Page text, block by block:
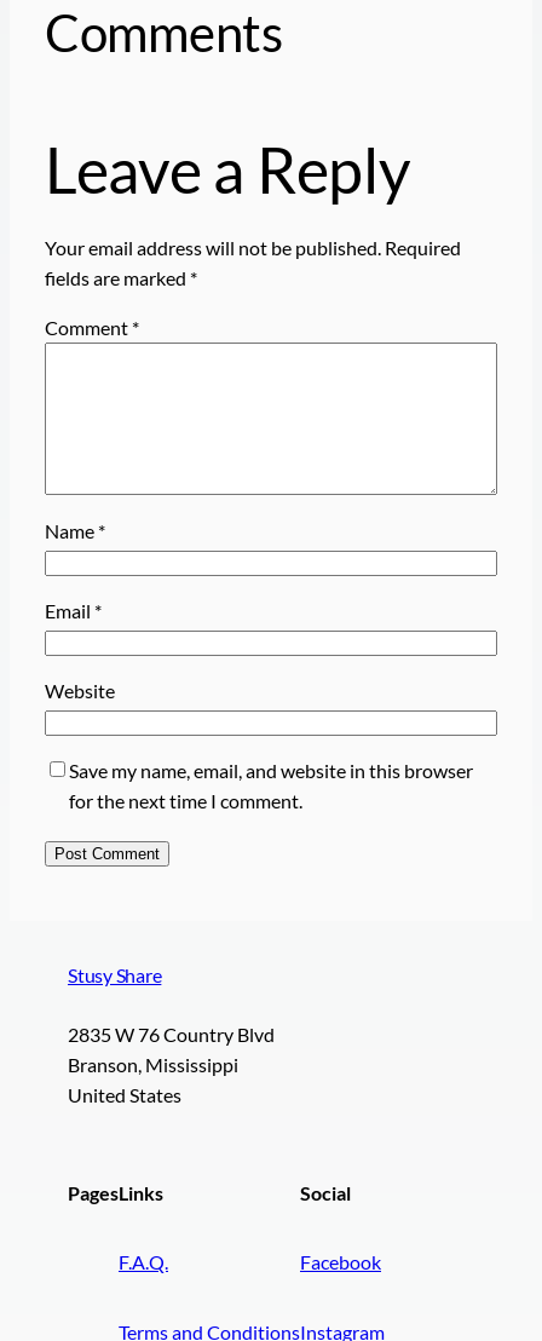
Comments
Leave a Reply
Your email address will not be published. Required
fields are marked *
Comment *
Name *
Email *
Website
Save my name, email, and website in this browser
for the next time I comment.
Stusy Share
2835 W 76 Country Blvd
Branson, Mississippi
United States
PagesLinks
F.A.Q.
Terms and Conditions
Social
Facebook
Instagram